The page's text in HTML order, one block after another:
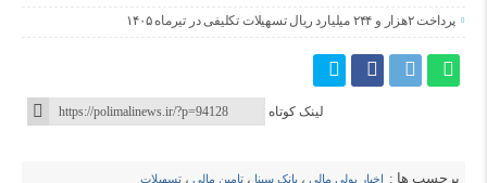
پرداخت ۲هزار و ۲۴۴ میلیارد ریال تسهیلات تکلیفی در تیرماه ۱۴۰۵
لینک کوتاه
برچسب ها : اخبار پولی مالی ، بانک سینا ، تامین مالی ، تسهیلات